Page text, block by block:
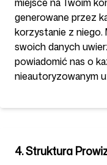
generowane przez
korzystanie z
swoich danych
powiadomić nas o
nieautoryzowanym
4. Struktura